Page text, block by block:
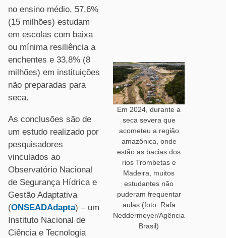
no ensino médio, 57,6%
(15 milhões) estudam
em escolas com baixa
ou mínima resiliência a
enchentes e 33,8% (8
milhões) em instituições
não preparadas para
seca.
As conclusões são de
um estudo realizado por
pesquisadores
vinculados ao
Observatório Nacional
de Segurança Hídrica e
Gestão Adaptativa
(ONSEADAdapta) – um
Instituto Nacional de
Ciência e Tecnologia
Em 2024, durante a
seca severa que
acometeu a região
amazônica, onde
estão as bacias dos
rios Trombetas e
Madeira, muitos
estudantes não
puderam frequentar
aulas (foto: Rafa
Neddermeyer/Agência
Brasil)